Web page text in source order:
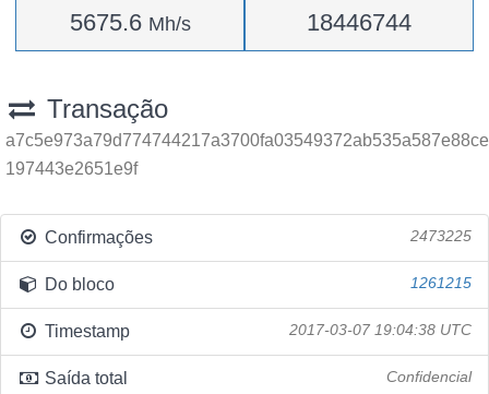
5675.6 Mh/s 18446744
Transação
a7c5e973a79d774744217a3700fa03549372ab535a587e88ce
197443e2651e9f
Confirmações 2473225
Do bloco 1261215
Timestamp 2017-03-07 19:04:38 UTC
Saída total Confidencial